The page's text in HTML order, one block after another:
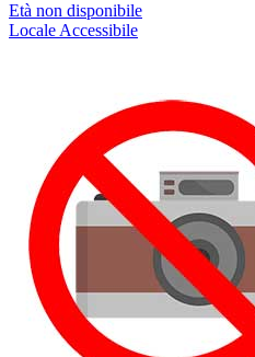
Età non disponibile
Locale Accessibile